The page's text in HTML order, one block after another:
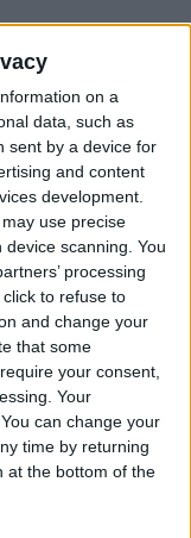
on a
data, such as
sent by a device for
and content
development.
use precise
scanning. You
processing
to refuse to
and change your
that some
your consent,
Your
can change your
time by returning
at the bottom of the
Akliouche vers
plus en plus
prospecter le
révélée
pas manquer
pistes,
puisque
, Farès Ghedjemis
de 23 ans, qui
évolue avec
B, avec 15